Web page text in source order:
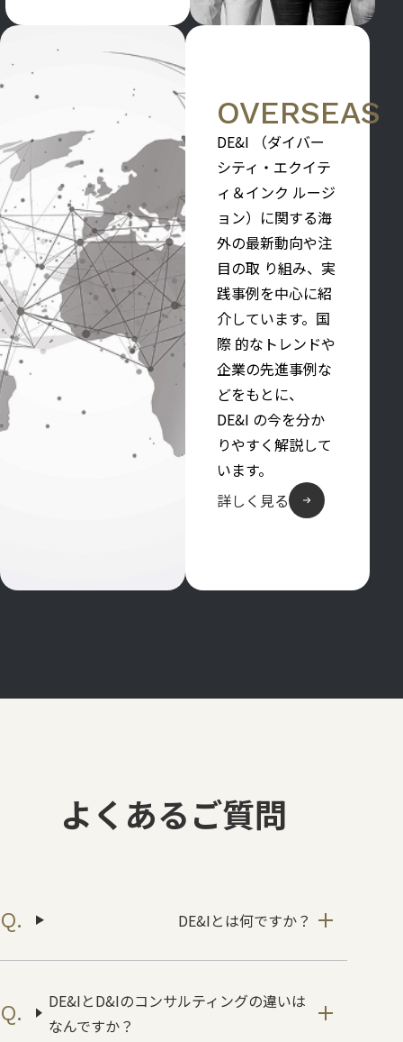
OVERSEAS
DE&I （ダイバー
シティ・エクイテ
ィ＆インク ルージ
ョン）に関する海
外の最新動向や注
目の取 り組み、実
践事例を中心に紹
介しています。国
際 的なトレンドや
企業の先進事例な
どをもとに、
DE&I の今を分か
りやすく解説して
います。
詳しく見る
よくあるご質問
DE&Iとは何ですか？
DE&IとD&Iのコンサルティングの違いは
なんですか？